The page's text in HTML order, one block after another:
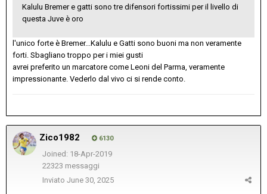
Kalulu Bremer e gatti sono tre difensori fortissimi per il livello di
questa Juve è oro
l'unico forte è Bremer...Kalulu e Gatti sono buoni ma non veramente
forti. Sbagliano troppo per i miei gusti
avrei preferito un marcatore come Leoni del Parma, veramente
impressionante. Vederlo dal vivo ci si rende conto.
Zico1982 6130
Joined: 18-Apr-2019
22323 messaggi
Inviato June 30, 2025